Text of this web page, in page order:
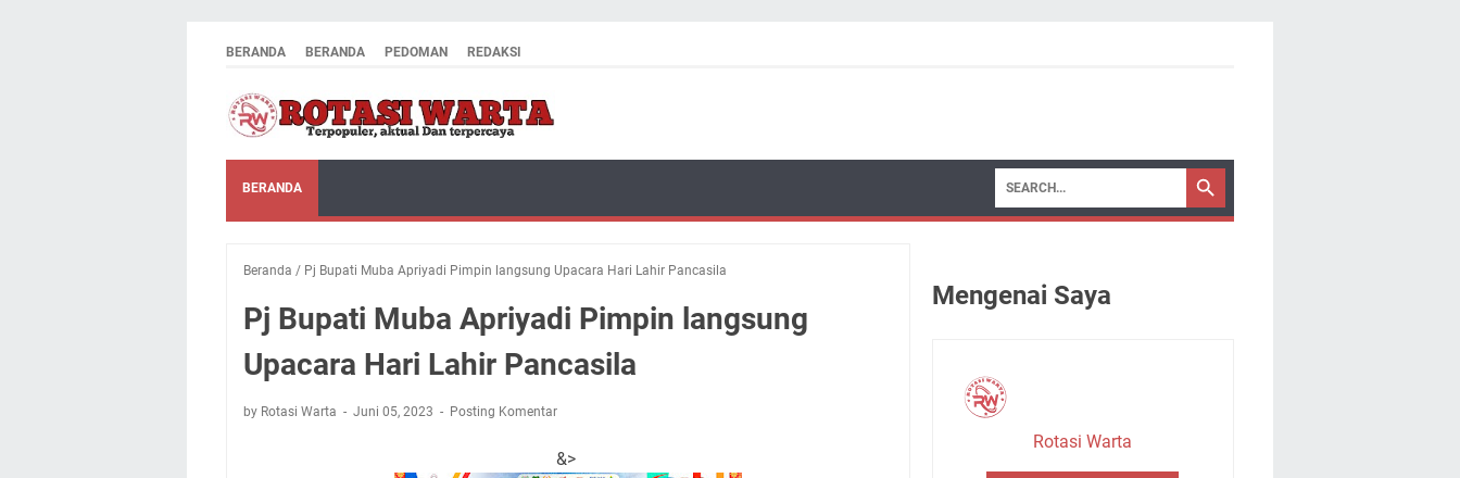
BERANDA BERANDA PEDOMAN REDAKSI
BERANDA
Beranda / Pj Bupati Muba Apriyadi Pimpin langsung Upacara Hari Lahir Pancasila
Pj Bupati Muba Apriyadi Pimpin langsung
Upacara Hari Lahir Pancasila
by Rotasi Warta Juni 05, 2023 Posting Komentar
&>
Mengenai Saya
Rotasi Warta